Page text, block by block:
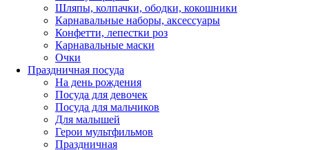
Шляпы, колпачки, ободки, кокошники
Карнавальные наборы, аксессуары
Конфетти, лепестки роз
Карнавальные маски
Очки
Праздничная посуда
На день рождения
Посуда для девочек
Посуда для мальчиков
Для малышей
Герои мультфильмов
Праздничная